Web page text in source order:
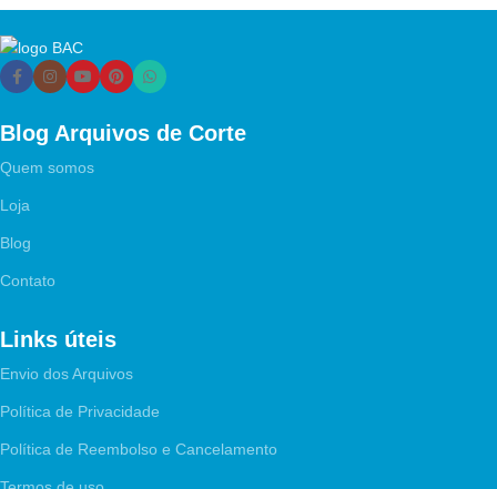
Blog Arquivos de Corte
Quem somos
Loja
Blog
Contato
Links úteis
Envio dos Arquivos
Política de Privacidade
Política de Reembolso e Cancelamento